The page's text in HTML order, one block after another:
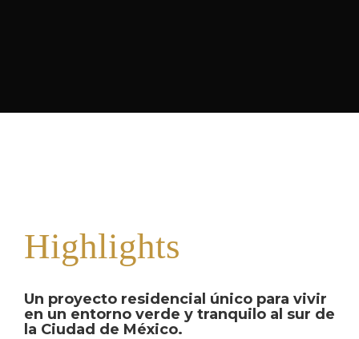
Highlights
Un proyecto residencial único para vivir
en un entorno verde y tranquilo al sur de
la Ciudad de México.